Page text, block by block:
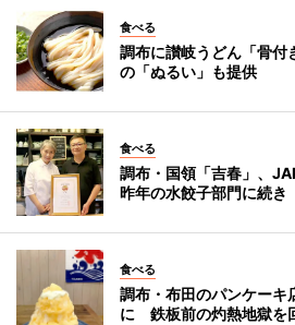
食べる
調布に讃岐うどん「骨
の「ぬるい」も提供
食べる
調布・国領「吉春」、
昨年の水餃子部門に続き
食べる
調布・布田のパンケーキ
に 鉄板前の灼熱地獄を